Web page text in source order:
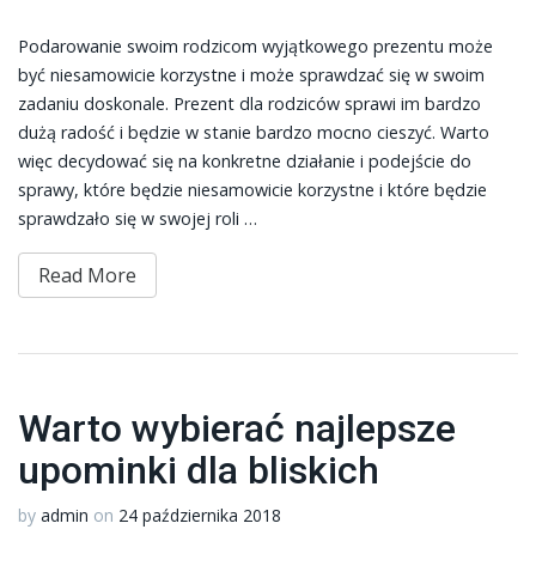
Podarowanie swoim rodzicom wyjątkowego prezentu może
być niesamowicie korzystne i może sprawdzać się w swoim
zadaniu doskonale. Prezent dla rodziców sprawi im bardzo
dużą radość i będzie w stanie bardzo mocno cieszyć. Warto
więc decydować się na konkretne działanie i podejście do
sprawy, które będzie niesamowicie korzystne i które będzie
sprawdzało się w swojej roli …
Read More
Warto wybierać najlepsze
upominki dla bliskich
by admin on 24 października 2018